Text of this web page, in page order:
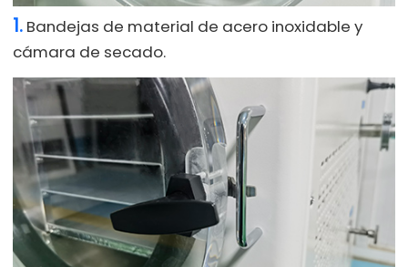
1. Bandejas de material de acero inoxidable y
cámara de secado.